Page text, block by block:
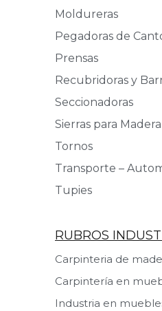
Moldureras
Pegadoras de
Prensas
Recubridoras y
Seccionadoras
Sierras para Madera
Tornos
Transporte –
Tupies
RUBROS
Carpinteria de
Carpintería en
Industria en
chapas de
FWS 920